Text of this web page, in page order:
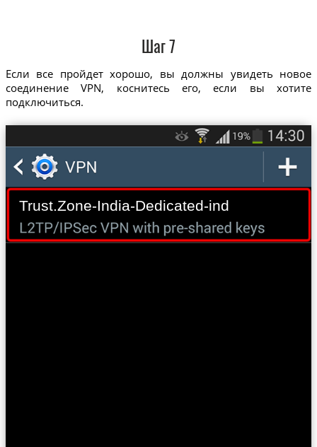
Шаг 7
Если все пройдет хорошо, вы должны увидеть новое
соединение VPN, коснитесь его, если вы хотите
подключиться.
Trust.Zone-India-Dedicated-ind